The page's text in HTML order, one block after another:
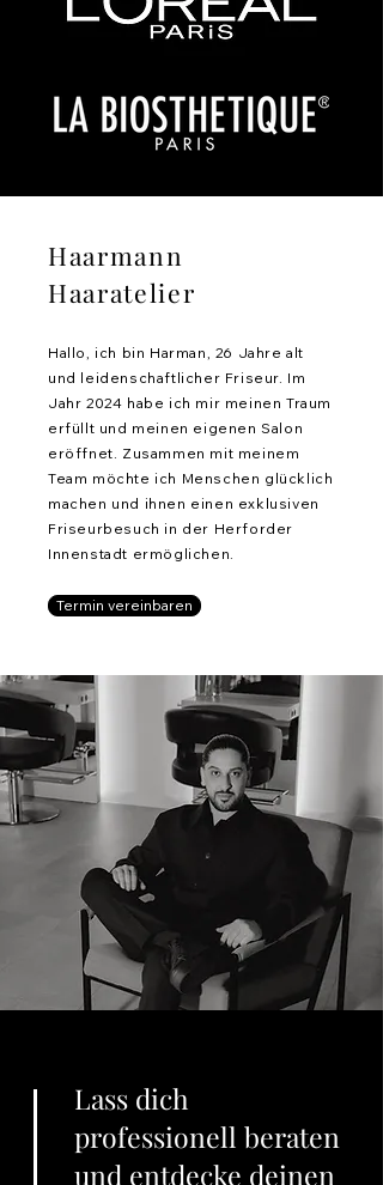
Haarmann
Haaratelier
Hallo, ich bin Harman, 26 Jahre alt
und leidenschaftlicher Friseur. Im
Jahr 2024 habe ich mir meinen Traum
erfüllt und meinen eigenen Salon
eröffnet. Zusammen mit meinem
Team möchte ich Menschen glücklich
machen und ihnen einen exklusiven
Friseurbesuch in der Herforder
Innenstadt ermöglichen.
Termin vereinbaren
Lass dich
professionell beraten
und entdecke deinen